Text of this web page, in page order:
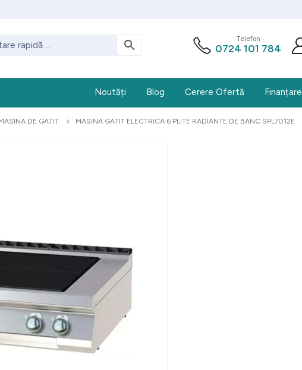
Telefon
0724 101 784
Noutăți Blog Cerere Ofertă Finanțare
DE GATIT MASINA GATIT ELECTRICA 6 PLITE RADIANTE DE BANC SPL7012E